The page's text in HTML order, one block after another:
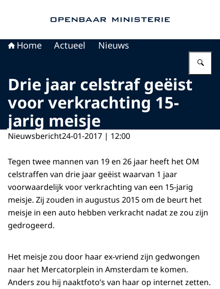
Home Actueel Nieuws
Drie jaar celstraf geëist
voor verkrachting 15-
jarig meisje
Nieuwsbericht24-01-2017 | 12:00
Tegen twee mannen van 19 en 26 jaar heeft het OM
celstraffen van drie jaar geëist waarvan 1 jaar
voorwaardelijk voor verkrachting van een 15-jarig
meisje. Zij zouden in augustus 2015 om de beurt het
meisje in een auto hebben verkracht nadat ze zou zijn
gedrogeerd.
Het meisje zou door haar ex-vriend zijn gedwongen
naar het Mercatorplein in Amsterdam te komen.
Anders zou hij naaktfoto’s van haar op internet zetten.